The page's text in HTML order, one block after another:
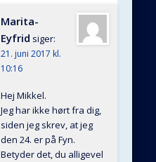
Marita-
Eyfrid siger:
21. juni 2017 kl.
10:16
Hej Mikkel.
Jeg har ikke hørt fra dig,
siden jeg skrev, at jeg
den 24. er på Fyn.
Betyder det, du alligevel